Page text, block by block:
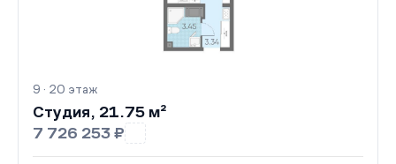
9 · 20 этаж
Студия, 21.75 м²
7 726 253 ₽